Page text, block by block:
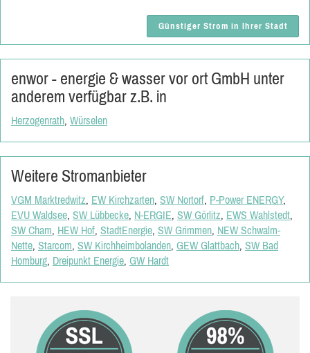
Günstiger Strom in Ihrer Stadt
enwor - energie & wasser vor ort GmbH unter
anderem verfügbar z.B. in
Herzogenrath, Würselen
Weitere Stromanbieter
VGM Marktredwitz, EW Kirchzarten, SW Nortorf, P-Power ENERGY,
EVU Waldsee, SW Lübbecke, N-ERGIE, SW Görlitz, EWS Wahlstedt,
SW Cham, HEW Hof, StadtEnergie, SW Grimmen, NEW Schwalm-
Nette, Starcom, SW Kirchheimbolanden, GEW Glattbach, SW Bad
Homburg, Dreipunkt Energie, GW Hardt